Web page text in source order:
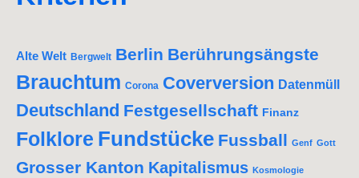
Alte Welt Bergwelt Berlin Berührungsängste
Brauchtum Corona Coverversion Datenmüll
Deutschland Festgesellschaft Finanz
Folklore Fundstücke Fussball Genf Gott
Grosser Kanton Kapitalismus Kosmologie